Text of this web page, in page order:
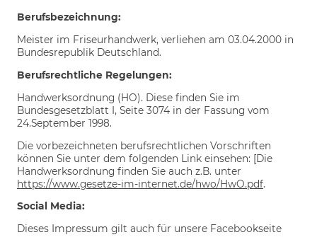
Berufsbezeichnung:
Meister im Friseurhandwerk, verliehen am 03.04.2000 in
Bundesrepublik Deutschland.
Berufsrechtliche Regelungen:
Handwerksordnung (HO). Diese finden Sie im
Bundesgesetzblatt I, Seite 3074 in der Fassung vom
24.September 1998.
Die vorbezeichneten berufsrechtlichen Vorschriften
können Sie unter dem folgenden Link einsehen: [Die
Handwerksordnung finden Sie auch z.B. unter
https://www.gesetze-im-internet.de/hwo/HwO.pdf.
Social Media:
Dieses Impressum gilt auch für unsere Facebookseite